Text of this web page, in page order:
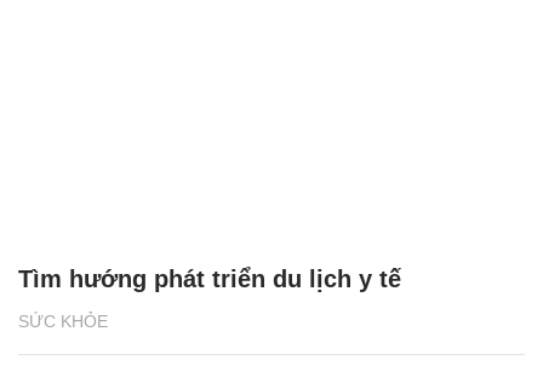
SỨC KHỎE
Tìm hướng phát triển du lịch y tế